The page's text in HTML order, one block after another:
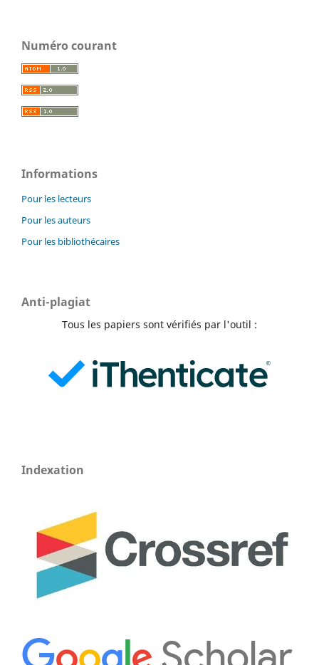
Numéro courant
Informations
Pour les lecteurs
Pour les auteurs
Pour les bibliothécaires
Anti-plagiat
Tous les papiers sont vérifiés par l'outil :
Indexation